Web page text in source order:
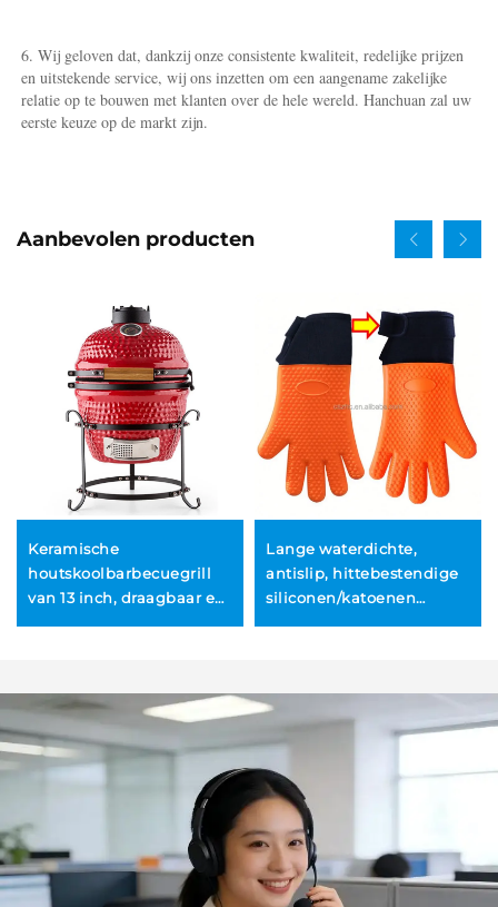
6. Wij geloven dat, dankzij onze consistente kwaliteit, redelijke prijzen
en uitstekende service, wij ons inzetten om een aangename zakelijke
relatie op te bouwen met klanten over de hele wereld. Hanchuan zal uw
eerste keuze op de markt zijn.
Aanbevolen producten
Keramische
houtskoolbarbecuegrill
van 13 inch, draagbaar en
duurzaam, Japanse stijl
aanraakgevoelige
vlambeveiliging
Lange waterdichte,
antislip, hittebestendige
siliconen/katoenen
ovenhandschoenen en
en milieuvriendelijk voor
BBQ en keukengebruik